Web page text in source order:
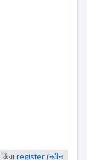
किंवाregister (नवीन